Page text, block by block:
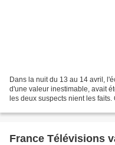
Dans la nuit du 13 au 14 avril,
d'une valeur inestimable, avait
les deux suspects nient les faits.
France Télévisions